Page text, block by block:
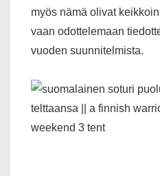
myös nämä olivat
vaan odottelemaan
vuoden suunnitelmista.